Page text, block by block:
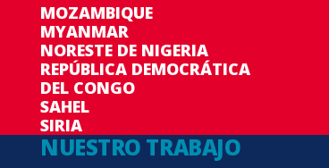
MOZAMBIQUE
MYANMAR
NORESTE DE NIGERIA
REPÚBLICA DEMOCRÁTICA
DEL CONGO
SAHEL
SIRIA
NUESTRO TRABAJO